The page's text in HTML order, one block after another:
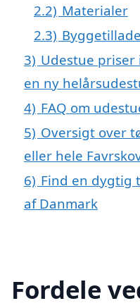
2.2) Materialer
2.3)
3) Udestue priser
en ny
4) FAQ om
5) Oversigt over
eller hele
6) Find en dygtig
af Danmark
Fordele